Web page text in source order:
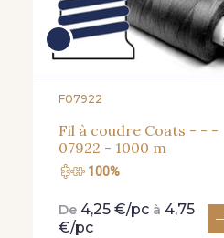
F07922
Fil à coudre Coats - - -
07922 - 1000 m
100%
De 4,25 €/pc à 4,75
€/pc